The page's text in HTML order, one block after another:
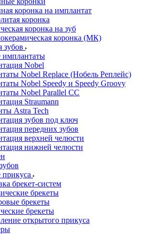
коронка на имплантат
коронка
коронка на зуб
коронка (МК)
зубов
имплантаты
Nobel
Nobel Replace (Нобель Реплейс)
Nobel Speedy и Speedy Groovy
Nobel Parallel CC
Straumann
Astra Tech
зубов под ключ
передних зубов
верхней челюсти
нижней челюсти
брекет-систем
брекеты
брекеты
брекеты
открытого прикуса